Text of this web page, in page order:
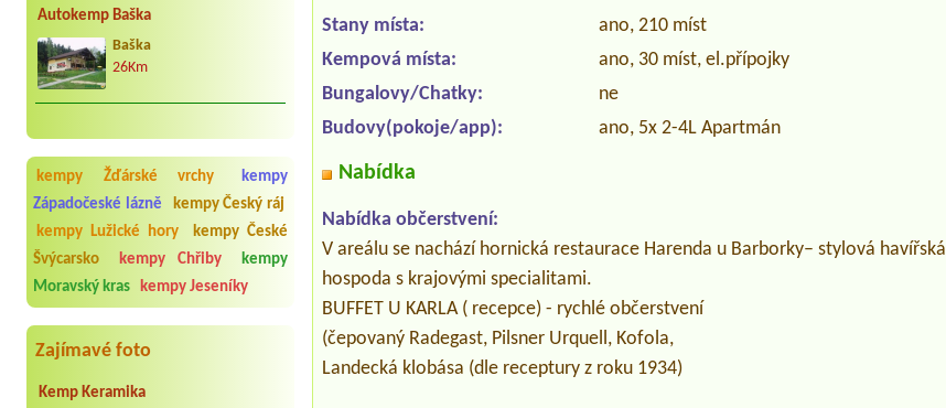
Autokemp Baška
Baška
26Km
kempy Žďárské vrchy
kempy
Západočeské lázně
kempy Český ráj
kempy Lužické hory
kempy České
Švýcarsko
kempy Chřiby
kempy
Moravský kras
kempy Jeseníky
Zajímavé foto
Kemp Keramika
Stany místa:
ano, 210 míst
Kempová místa:
ano, 30 míst, el.přípojky
Bungalovy/Chatky:
ne
Budovy(pokoje/app):
ano, 5x 2-4L Apartmán
Nabídka
Nabídka občerstvení:
V areálu se nachází hornická restaurace Harenda u Barborky– stylová havířská
hospoda s krajovými specialitami.
BUFFET U KARLA ( recepce) - rychlé občerstvení
(čepovaný Radegast, Pilsner Urquell, Kofola,
Landecká klobása (dle receptury z roku 1934)